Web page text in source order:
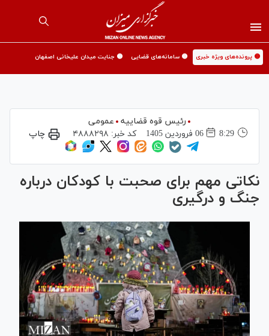
🟡 پرونده‌های ویژه خبری 🟡 سامانه‌های قضایی 🟡 جنایت میدان علیخانی اصفهان
رئیس قوه قضاییه
عمومی
8:29
06 فروردين 1405 کد خبر: ۴۸۸۸۲۹۸ چاپ
نکاتی مهم برای صحبت با کودکان درباره
جنگ و درگیری